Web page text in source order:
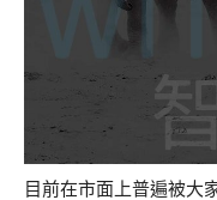
目前在市面上普遍被大